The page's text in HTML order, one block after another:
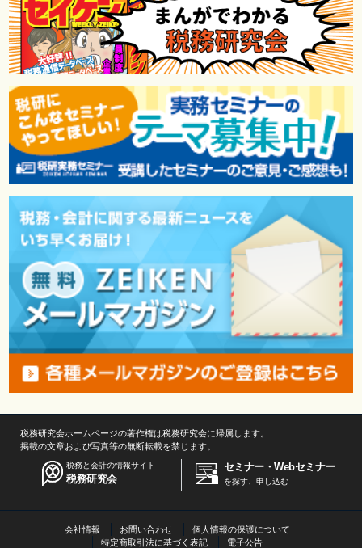
税務研究会ホームページの著作権は税務研究会に帰属します。
掲載の文章および写真等の無断転載を禁じます。
税務と会計の情報サイト
税務研究会
セミナー・Webセミナー
を探す、申し込む
会社情報 お問い合わせ
個人情報の保護について
特定商取引法に基づく表記
電子公告